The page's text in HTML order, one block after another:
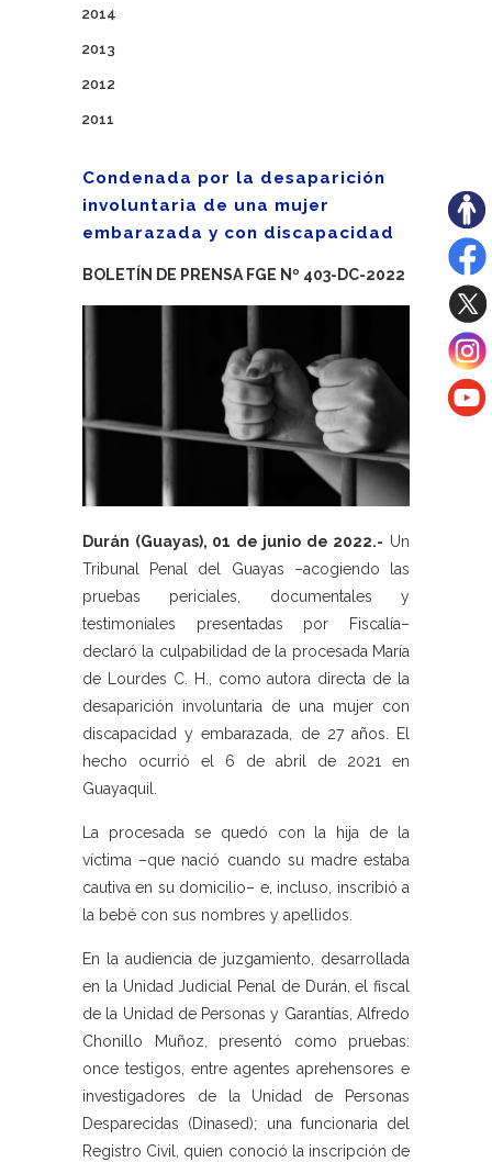
2014
2013
2012
2011
Condenada por la desaparición
involuntaria de una mujer
embarazada y con discapacidad
BOLETÍN DE PRENSA FGE Nº 403-DC-2022
Durán (Guayas), 01 de junio de 2022.- Un
Tribunal Penal del Guayas –acogiendo las
pruebas periciales, documentales y
testimoniales presentadas por Fiscalía–
declaró la culpabilidad de la procesada María
de Lourdes C. H., como autora directa de la
desaparición involuntaria de una mujer con
discapacidad y embarazada, de 27 años. El
hecho ocurrió el 6 de abril de 2021 en
Guayaquil.
La procesada se quedó con la hija de la
víctima –que nació cuando su madre estaba
cautiva en su domicilio– e, incluso, inscribió a
la bebé con sus nombres y apellidos.
En la audiencia de juzgamiento, desarrollada
en la Unidad Judicial Penal de Durán, el fiscal
de la Unidad de Personas y Garantías, Alfredo
Chonillo Muñoz, presentó como pruebas:
once testigos, entre agentes aprehensores e
investigadores de la Unidad de Personas
Desparecidas (Dinased); una funcionaria del
Registro Civil, quien conoció la inscripción de